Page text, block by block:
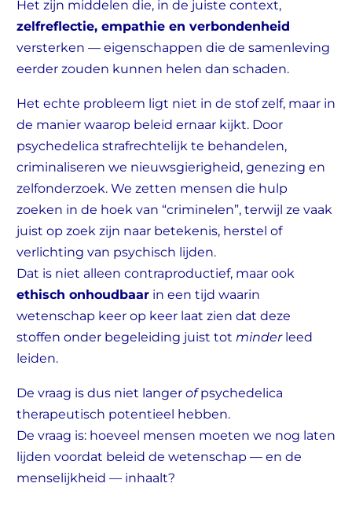
Het zijn middelen die, in de juiste context,
zelfreflectie, empathie en verbondenheid
versterken — eigenschappen die de samenleving
eerder zouden kunnen helen dan schaden.
Het echte probleem ligt niet in de stof zelf, maar in
de manier waarop beleid ernaar kijkt. Door
psychedelica strafrechtelijk te behandelen,
criminaliseren we nieuwsgierigheid, genezing en
zelfonderzoek. We zetten mensen die hulp
zoeken in de hoek van “criminelen”, terwijl ze vaak
juist op zoek zijn naar betekenis, herstel of
verlichting van psychisch lijden.
Dat is niet alleen contraproductief, maar ook
ethisch onhoudbaar in een tijd waarin
wetenschap keer op keer laat zien dat deze
stoffen onder begeleiding juist tot minderleed
leiden.
De vraag is dus niet langer ofpsychedelica
therapeutisch potentieel hebben.
De vraag is: hoeveel mensen moeten we nog laten
lijden voordat beleid de wetenschap — en de
menselijkheid — inhaalt?